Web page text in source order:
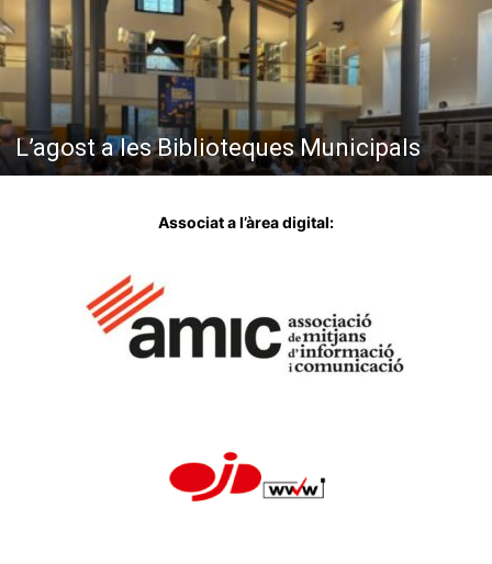
L’agost a les Biblioteques Municipals
Associat a l’àrea digital: